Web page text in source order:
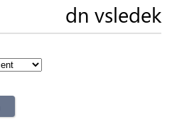
dn vsledek